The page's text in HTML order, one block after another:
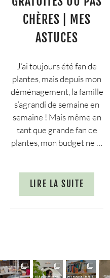
CHÈRES | MES
ASTUCES
J’ai toujours été fan de
plantes, mais depuis mon
déménagement, la famille
s’agrandi de semaine en
semaine ! Mais même en
tant que grande fan de
plantes, mon budget ne …
LIRE LA SUITE